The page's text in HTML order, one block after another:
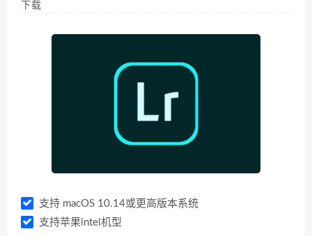
下载
支持 macOS 10.14或更高版本系统
支持苹果intel机型